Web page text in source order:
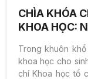
CHÌA KHÓA
KHOA HỌC:
Trong khuôn
khoa học cho
chí Khoa học tổ